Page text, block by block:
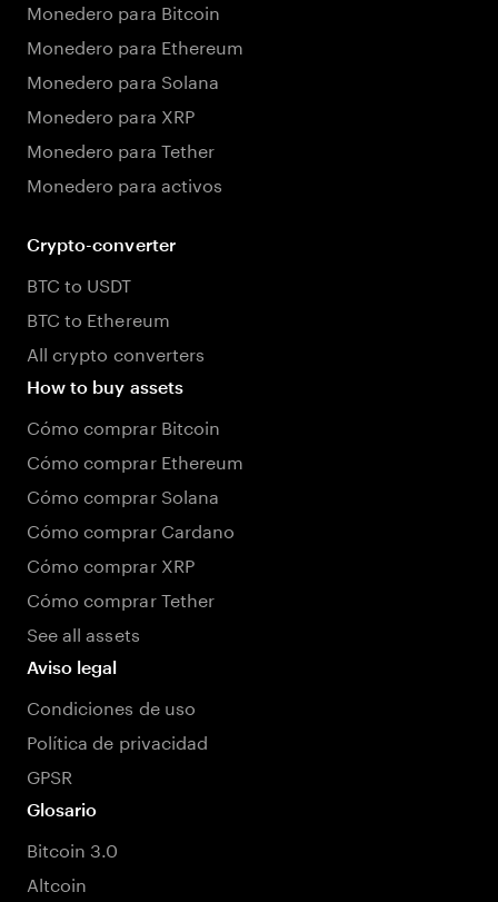
Monedero para Bitcoin
Monedero para Ethereum
Monedero para Solana
Monedero para XRP
Monedero para Tether
Monedero para activos
Crypto-converter
BTC to USDT
BTC to Ethereum
All crypto converters
How to buy assets
Cómo comprar Bitcoin
Cómo comprar Ethereum
Cómo comprar Solana
Cómo comprar Cardano
Cómo comprar XRP
Cómo comprar Tether
See all assets
Aviso legal
Condiciones de uso
Política de privacidad
GPSR
Glosario
Bitcoin 3.0
Altcoin